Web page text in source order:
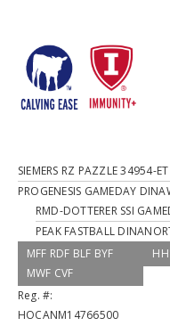
SIEMERS RZ PAZZLE 34954-ET
PROGENESIS GAMEDAY
RMD-DOTTERER SSI
PEAK FASTBALL
MFF RDF BLF BYF
MWF CVF
Reg. #:
HOCANM14766500